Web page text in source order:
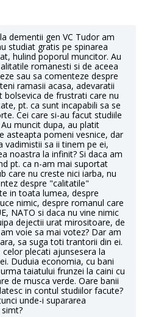
dementii gen VC Tudor am
studiat gratis pe spinarea
hulind poporul muncitor. Au
romanesti si de aceea
sau sa comenteze despre
ramasii acasa, adevaratii
bolsevica de frustrati care nu
pt. ca sunt incapabili sa se
Cei care si-au facut studiile
muncit dupa, au platit
asteapta pomeni vesnice, dar
vadimistii sa ii tinem pe ei,
noastra la infinit? Si daca am
pt. ca n-am mai suportat
care nu creste nici iarba, nu
despre "calitatile"
in toata lumea, despre
nimic, despre romanul care
NATO si daca nu vine nimic
dejectii urat mirositoare, de
voie sa mai votez? Dar am
sa suga toti trantorii din ei.
plecati ajunsesera la
Duduia economia, cu bani
taiatului frunzei la caini cu
de musca verde. Oare banii
in contul studiilor facute?
unde-i supararea